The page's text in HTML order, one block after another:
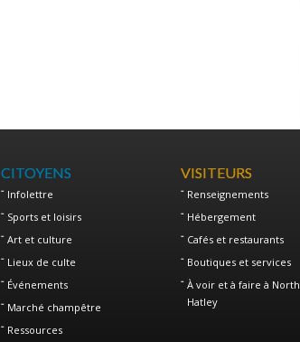
CITOYENS
Infolettre
Sports et loisirs
Art et culture
Lieux de culte
Événements
Marché champêtre
Ressources
VISITEURS
Renseignements
Hébergement
Cafés et restaurants
Boutiques et services
À voir et à faire à North
Hatley